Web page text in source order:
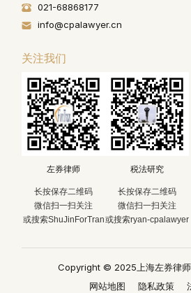
021-68868177
info@cpalawyer.cn
关注我们
左券律师
长按保存二维码
微信扫一扫关注
或搜索ShuJinForTran
税法研究
长按保存二维码
微信扫一扫关注
或搜索ryan-cpalawyer
Copyright © 2025上海左券律师
网站地图
隐私政策